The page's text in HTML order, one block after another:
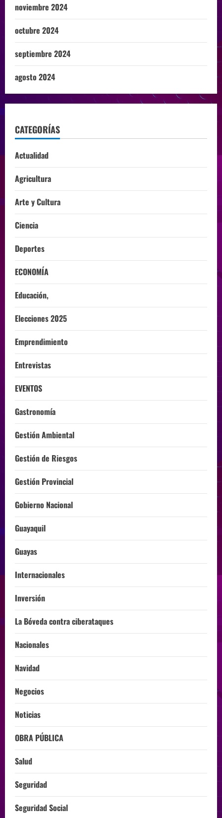
noviembre 2024
octubre 2024
septiembre 2024
agosto 2024
CATEGORÍAS
Actualidad
Agricultura
Arte y Cultura
Ciencia
Deportes
ECONOMÍA
Educación,
Elecciones 2025
Emprendimiento
Entrevistas
EVENTOS
Gastronomía
Gestión Ambiental
Gestión de Riesgos
Gestión Provincial
Gobierno Nacional
Guayaquil
Guayas
Internacionales
Inversión
La Bóveda contra ciberataques
Nacionales
Navidad
Negocios
Noticias
OBRA PÚBLICA
Salud
Seguridad
Seguridad Social